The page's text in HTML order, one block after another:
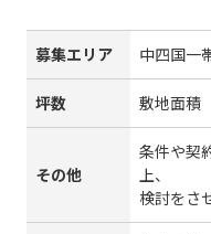
募集エリア 中四国一
坪数 敷地面積
その他
条件や契
上、
検討をさ